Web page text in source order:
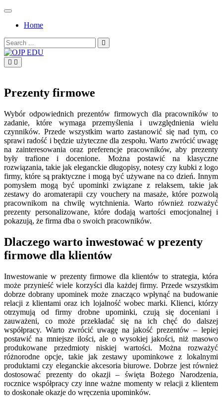
Skip
contentHome
Search
for:
Prezenty firmowe
Wybór odpowiednich prezentów firmowych dla pracowników to
zadanie, które wymaga przemyślenia i uwzględnienia wielu
czynników. Przede wszystkim warto zastanowić się nad tym, co
sprawi radość i będzie użyteczne dla zespołu. Warto zwrócić uwagę
na zainteresowania oraz preferencje pracowników, aby prezenty
były trafione i docenione. Można postawić na klasyczne
rozwiązania, takie jak eleganckie długopisy, notesy czy kubki z logo
firmy, które są praktyczne i mogą być używane na co dzień. Innym
pomysłem mogą być upominki związane z relaksem, takie jak
zestawy do aromaterapii czy vouchery na masaże, które pozwolą
pracownikom na chwilę wytchnienia. Warto również rozważyć
prezenty personalizowane, które dodają wartości emocjonalnej i
pokazują, że firma dba o swoich pracowników.
Dlaczego warto inwestować w prezenty
firmowe dla klientów
Inwestowanie w prezenty firmowe dla klientów to strategia, która
może przynieść wiele korzyści dla każdej firmy. Przede wszystkim
dobrze dobrany upominek może znacząco wpłynąć na budowanie
relacji z klientami oraz ich lojalność wobec marki. Klienci, którzy
otrzymują od firmy drobne upominki, czują się doceniani i
zauważeni, co może przekładać się na ich chęć do dalszej
współpracy. Warto zwrócić uwagę na jakość prezentów – lepiej
postawić na mniejsze ilości, ale o wysokiej jakości, niż masowo
produkowane przedmioty niskiej wartości. Można rozważyć
różnorodne opcje, takie jak zestawy upominkowe z lokalnymi
produktami czy eleganckie akcesoria biurowe. Dobrze jest również
dostosować prezenty do okazji – święta Bożego Narodzenia,
rocznice współpracy czy inne ważne momenty w relacji z klientem
to doskonałe okazje do wręczenia upominków.